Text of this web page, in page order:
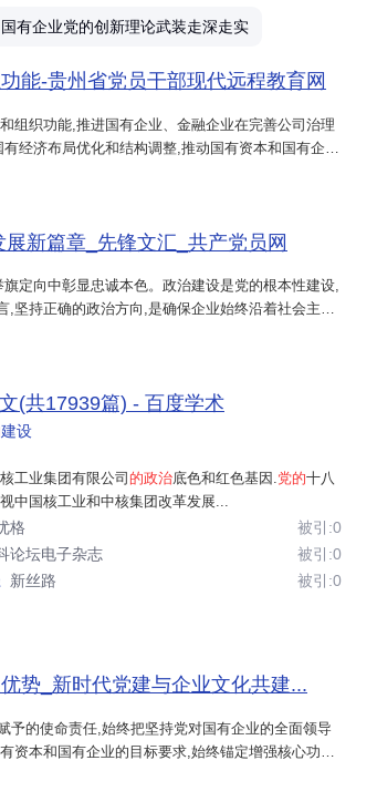
公司章程，明确党组织的法定地位 。
图在决策层和执行层得到充分体现 。‌‌
队，让党员在攻坚克难中冲在前面 。‌‌
任，建立党建责任考核评价体系。
国有企业党的创新理论武装走深走实
能-贵州省党员干部现代远程教育网
组织功能,推进国有企业、金融企业在完善公司治理
经济布局优化和结构调整,推动国有资本和国有企业
党的二十大精神,国资国企系统要聚焦增强
展新篇章_先锋文汇_共产党员网
定向中彰显忠诚本色。政治建设是党的根本性建设,
,坚持正确的政治方向,是确保企业始终沿着社会主义
将
(共17939篇) - 百度学术
建设
工业集团有限公司 的政治底色和红色基因.党的十八
中国核工业和中核集团改革发展...
被引:0
格
被引:0
论坛电子杂志
被引:0
新丝路
势_新时代党建与企业文化共建...
予的使命责任,始终把坚持党对国有企业的全面领导
资本和国有企业的目标要求,始终锚定增强核心功
和发展新质生产力的鲜明导向,把